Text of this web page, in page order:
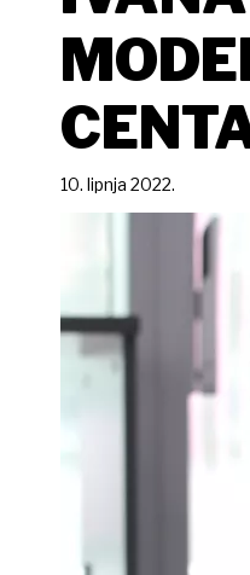
10. lipnja 2022.